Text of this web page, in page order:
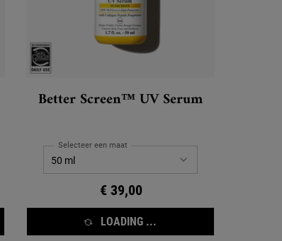
Better Screen™ UV Serum
Selecteer een maat
€ 39,00
LOADING ...